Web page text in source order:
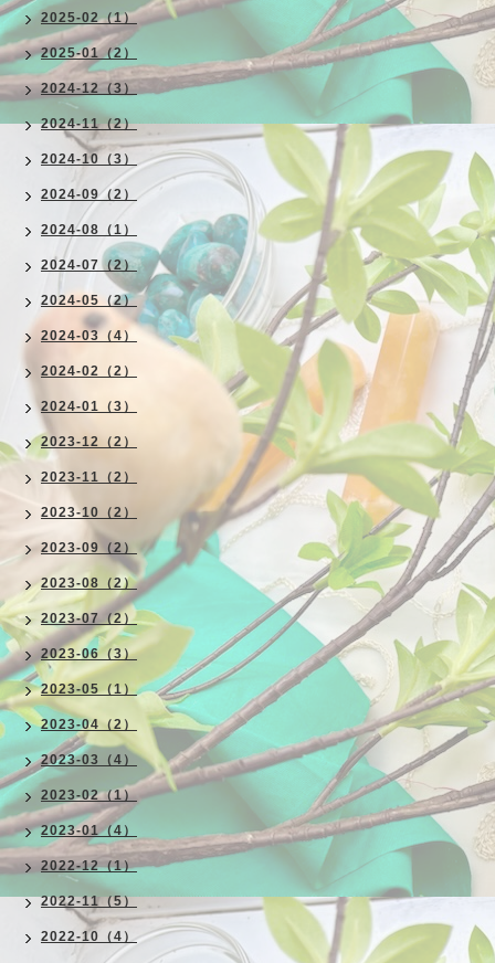
2025-02（1）
2025-01（2）
2024-12（3）
2024-11（2）
2024-10（3）
2024-09（2）
2024-08（1）
2024-07（2）
2024-05（2）
2024-03（4）
2024-02（2）
2024-01（3）
2023-12（2）
2023-11（2）
2023-10（2）
2023-09（2）
2023-08（2）
2023-07（2）
2023-06（3）
2023-05（1）
2023-04（2）
2023-03（4）
2023-02（1）
2023-01（4）
2022-12（1）
2022-11（5）
2022-10（4）